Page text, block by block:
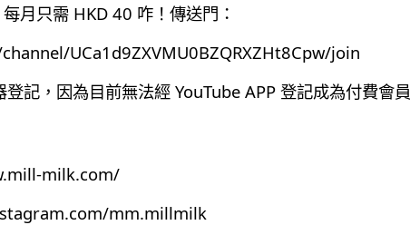
月只需 HKD 40 咋！傳送門：
UCa1d9ZXVMU0BZQRXZHt8Cpw/join
記，因為目前無法經 YouTube APP 登記成為付費會員
milk.com/
mm.millmilk